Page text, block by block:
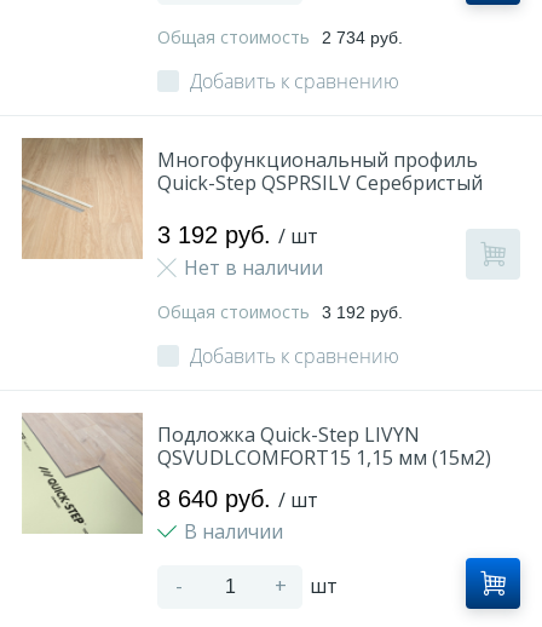
Общая стоимость 2 734 руб.
Добавить к сравнению
Многофункциональный профиль
Quick-Step QSPRSILV Серебристый
3 192 руб. / шт
Нет в наличии
Общая стоимость 3 192 руб.
Добавить к сравнению
Подложка Quick-Step LIVYN
QSVUDLCOMFORT15 1,15 мм (15м2)
8 640 руб. / шт
В наличии
- + шт